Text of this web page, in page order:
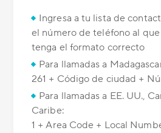
Ingresa a tu lista de
el número de teléfono al
tenga el formato correcto
Para llamadas a
261 + Código de ciudad +
Para llamadas a EE. UU.,
Caribe:
1 + Area Code + Local